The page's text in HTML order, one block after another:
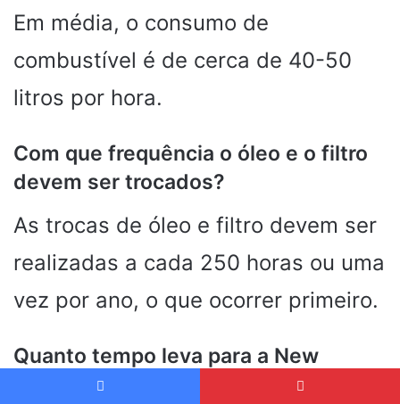
Em média, o consumo de
combustível é de cerca de 40-50
litros por hora.
Com que frequência o óleo e o filtro
devem ser trocados?
As trocas de óleo e filtro devem ser
realizadas a cada 250 horas ou uma
vez por ano, o que ocorrer primeiro.
Quanto tempo leva para a New
Holland FR 9060 cortar um hectare